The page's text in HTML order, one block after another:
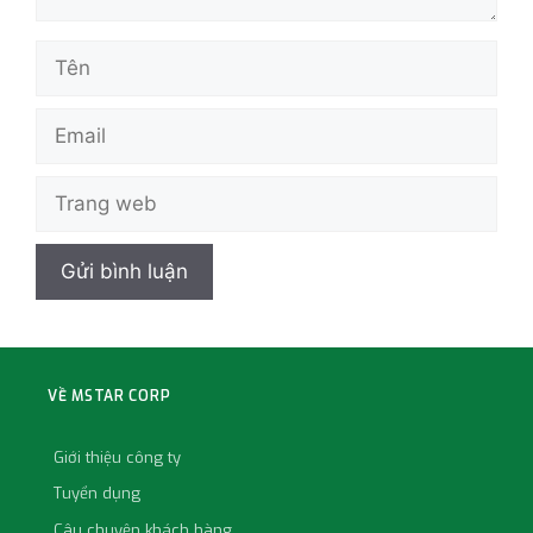
VỀ MSTAR CORP
Giới thiệu công ty
Tuyển dụng